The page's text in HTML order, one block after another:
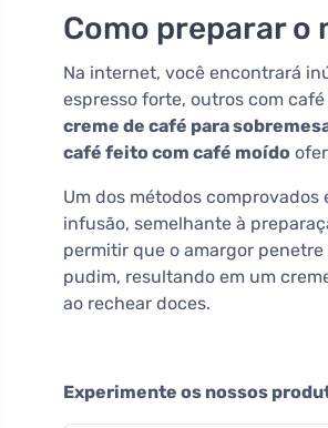
Como preparar o
Na internet, você encontrará
espresso forte, outros com
creme de café para
café feito com café moído
Um dos métodos
infusão, semelhante à
permitir que o amargor
pudim, resultando em um
ao rechear doces.
Experimente os nossos